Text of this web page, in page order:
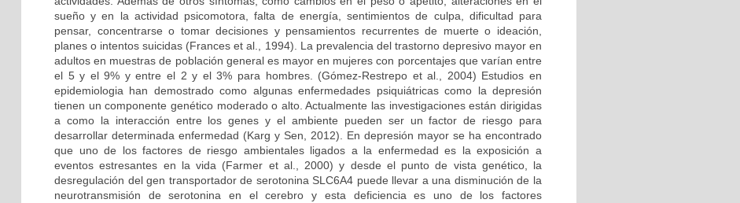
sueño y en la actividad psicomotora, falta de energía, sentimientos de culpa, dificultad para
pensar, concentrarse o tomar decisiones y pensamientos recurrentes de muerte o ideación,
planes o intentos suicidas (Frances et al., 1994). La prevalencia del trastorno depresivo mayor en
adultos en muestras de población general es mayor en mujeres con porcentajes que varían entre
el 5 y el 9% y entre el 2 y el 3% para hombres. (Gómez-Restrepo et al., 2004) Estudios en
epidemiologia han demostrado como algunas enfermedades psiquiátricas como la depresión
tienen un componente genético moderado o alto. Actualmente las investigaciones están dirigidas
a como la interacción entre los genes y el ambiente pueden ser un factor de riesgo para
desarrollar determinada enfermedad (Karg y Sen, 2012). En depresión mayor se ha encontrado
que uno de los factores de riesgo ambientales ligados a la enfermedad es la exposición a
eventos estresantes en la vida (Farmer et al., 2000) y desde el punto de vista genético, la
desregulación del gen transportador de serotonina SLC6A4 puede llevar a una disminución de la
neurotransmisión de serotonina en el cerebro y esta deficiencia es uno de los factores